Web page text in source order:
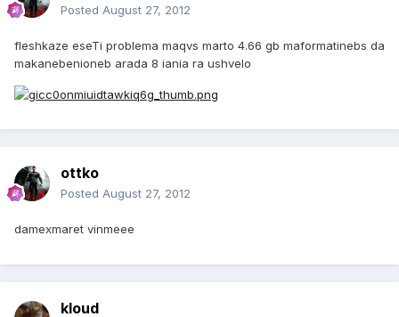
Posted August 27, 2012
fleshkaze eseTi problema maqvs marto 4.66 gb maformatinebs da
makanebenioneb arada 8 iania ra ushvelo
ottko
Posted August 27, 2012
damexmaret vinmeee
kloud